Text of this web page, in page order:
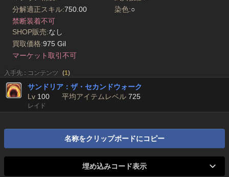
分解適正スキル:750.00 染色:○
禁断装着不可
SHOP販売:なし
買取価格:975 Gil
マーケット取引不可
入手先 : コンテンツ (1)
サンドリア：ザ・セカンドウォーク
Lv 100 平均アイテムレベル 725
レイド
名称をクリップボードにコピー
埋め込みコード表示